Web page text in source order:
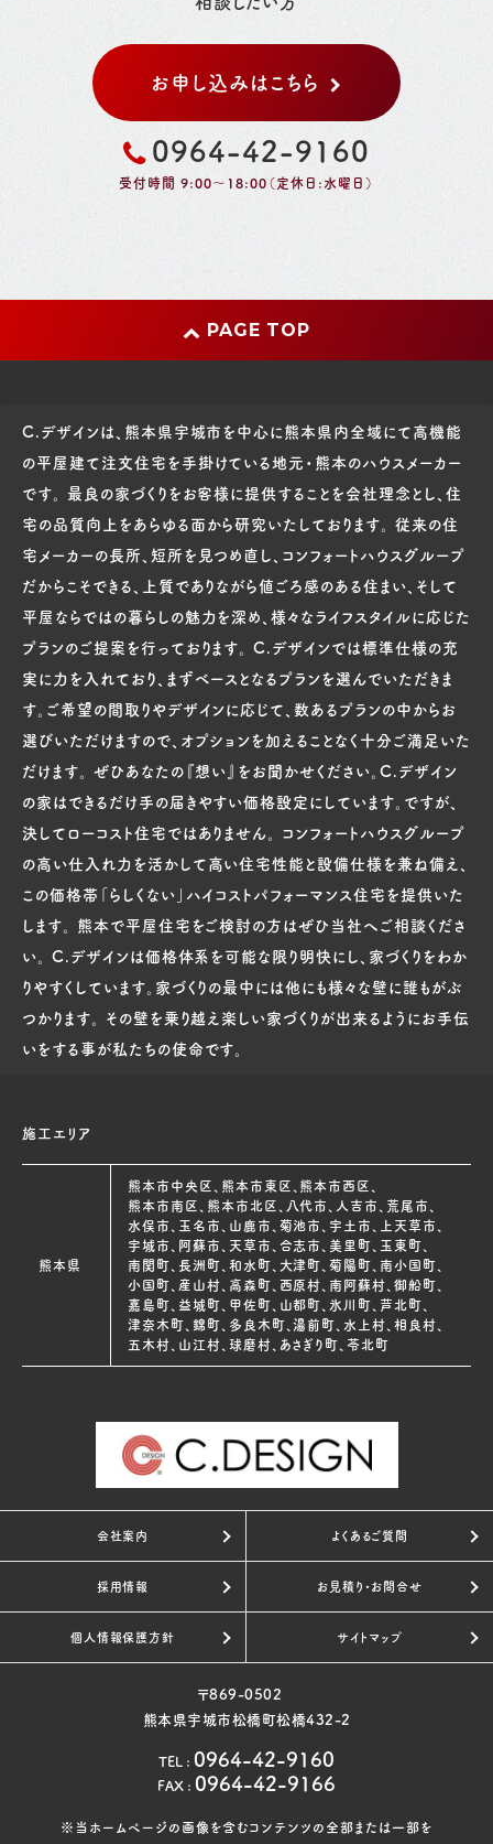
お申し込みはこちら
0964-42-9160
受付時間 9:00～18:00（定休日:水曜日）
PAGE TOP
C.デザインは、熊本県宇城市を中心に熊本県内全域にて高機能
の平屋建て注文住宅を手掛けている地元・熊本のハウスメーカー
です。 最良の家づくりをお客様に提供することを会社理念とし、住
宅の品質向上をあらゆる面から研究いたしております。 従来の住
宅メーカーの長所、短所を見つめ直し、コンフォートハウスグループ
だからこそできる、上質でありながら値ごろ感のある住まい、そして
平屋ならではの暮らしの魅力を深め、様々なライフスタイルに応じた
プランのご提案を行っております。 C.デザインでは標準仕様の充
実に力を入れており、まずベースとなるプランを選んでいただきま
す。ご希望の間取りやデザインに応じて、数あるプランの中からお
選びいただけますので、オプションを加えることなく十分ご満足いた
だけます。 ぜひあなたの『想い』をお聞かせください。C.デザイン
の家はできるだけ手の届きやすい価格設定にしています。ですが、
決してローコスト住宅ではありません。 コンフォートハウスグループ
の高い仕入れ力を活かして高い住宅性能と設備仕様を兼ね備え、
この価格帯「らしくない」ハイコストパフォーマンス住宅を提供いた
します。 熊本で平屋住宅をご検討の方はぜひ当社へご相談くださ
い。 C.デザインは価格体系を可能な限り明快にし、家づくりをわか
りやすくしています。家づくりの最中には他にも様々な壁に誰もがぶ
つかります。 その壁を乗り越え楽しい家づくりが出来るようにお手伝
いをする事が私たちの使命です。
施工エリア
熊本県
熊本市中央区、熊本市東区、熊本市西区、
熊本市南区、熊本市北区、八代市、人吉市、荒尾市、
水俣市、玉名市、山鹿市、菊池市、宇土市、上天草市、
宇城市、阿蘇市、天草市、合志市、美里町、玉東町、
南関町、長洲町、和水町、大津町、菊陽町、南小国町、
小国町、産山村、高森町、西原村、南阿蘇村、御船町、
嘉島町、益城町、甲佐町、山都町、氷川町、芦北町、
津奈木町、錦町、多良木町、湯前町、水上村、相良村、
五木村、山江村、球磨村、あさぎり町、苓北町
会社案内 よくあるご質問
採用情報 お見積り・お問合せ
個人情報保護方針 サイトマップ
〒869-0502
熊本県宇城市松橋町松橋432-2
TEL : 0964-42-9160
FAX : 0964-42-9166
※当ホームページの画像を含むコンテンツの全部または一部を